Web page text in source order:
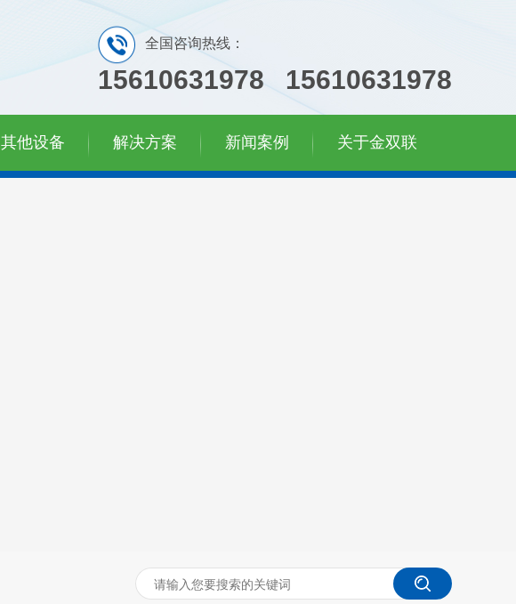
全国咨询热线：
15610631978 15610631978
其他设备 解决方案 新闻案例 关于金双联